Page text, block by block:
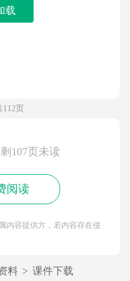
载
112页
107页未读
阅读
内容提供方，若内容存在侵
料 > 课件下载